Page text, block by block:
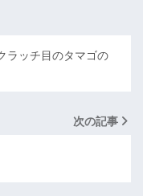
ラッチ目のタマゴの
次の記事